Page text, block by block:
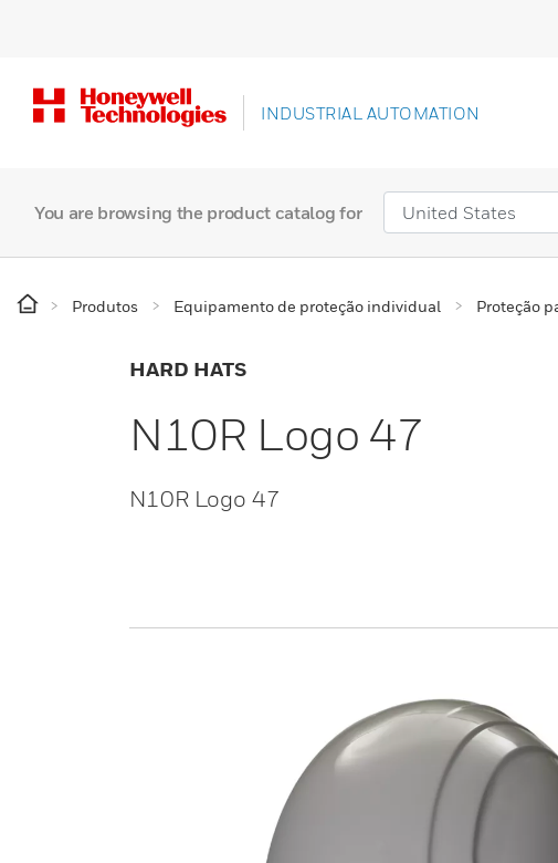
INDUSTRIAL AUTOMATION
You are browsing the product catalog for
Produtos Equipamento de proteção individual Proteção
HARD HATS
N10R Logo 47
N10R Logo 47